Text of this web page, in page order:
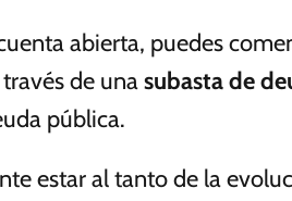
abierta, puedes
de unasubasta de
pública.
estar al tanto de la